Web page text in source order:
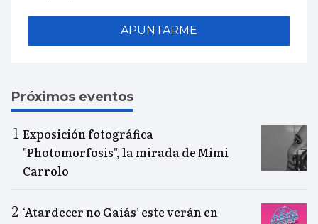
APUNTARME
Próximos eventos
Exposición fotográfica
"Photomorfosis", la mirada de Mimi
Carrolo
‘Atardecer no Gaiás’ este verán en